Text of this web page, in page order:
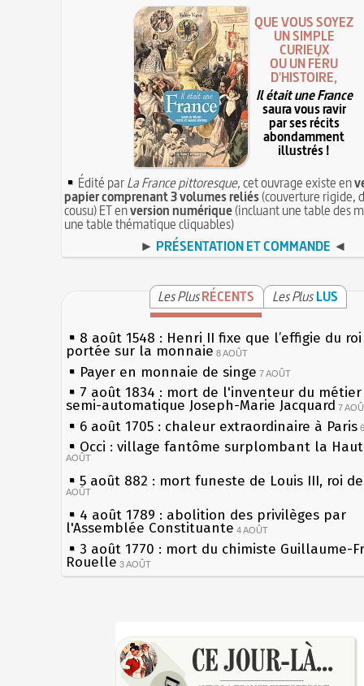
QUE VOUS SOYEZ
UN SIMPLE
CURIEUX
OU UN FÉRU
D'HISTOIRE,
Il était une France
saura vous ravir
par ses récits
abondamment
illustrés !
Édité parLa France pittoresque, cet ouvrage existe en
papier comprenant 3 volumes reliés(couverture rigide,
cousu) ET enversion numérique(incluant une table des
une table thématique cliquables)
► PRÉSENTATION ET COMMANDE ◄
Les PlusRÉCENTS Les Plus LUS
8 août 1548 : Henri II fixe que l’effigie du
portée sur la monnaie 8 AOÛT
Payer en monnaie de singe 7 AOÛT
7 août 1834 : mort de l'inventeur du
semi-automatique Joseph-Marie Jacquard 7
6 août 1705 : chaleur extraordinaire à Paris
Occi : village fantôme surplombant la
AOÛT
5 août 882 : mort funeste de Louis III, roi
AOÛT
4 août 1789 : abolition des privilèges par
l'Assemblée Constituante 4 AOÛT
3 août 1770 : mort du chimiste Guillaume-
Rouelle 3 AOÛT
Musée Jean de La Fontaine : réouverture
1er août 1589 : Henri III est poignardé à
par Jacques Clément, moine jacobin 1ER AOÛT
les siècles
27 mai 1610 : supplice de François
du roi Henri IV